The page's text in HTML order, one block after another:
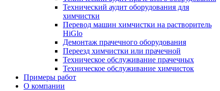
Технический аудит оборудования для
химчистки
Перевод машин химчистки на растворитель
HiGlo
Демонтаж прачечного оборудования
Переезд химчистки или прачечной
Техническое обслуживание прачечных
Техническое обслуживание химчисток
Примеры работ
О компании